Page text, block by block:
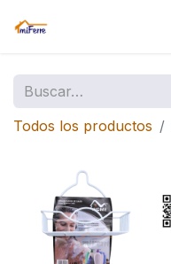
Todos los productos